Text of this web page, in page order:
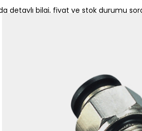
detaylı bilgi, fiyat ve stok durumu